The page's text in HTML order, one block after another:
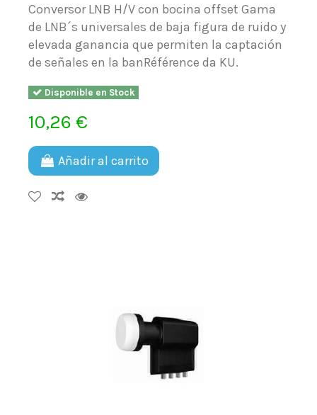
Conversor LNB H/V con bocina offset Gama
de LNB´s universales de baja figura de ruido y
elevada ganancia que permiten la captación
de señales en la banRéférence da KU.
Disponible en Stock
10,26 €
Añadir al carrito